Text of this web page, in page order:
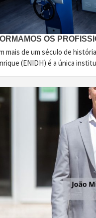
OS
mais de um século de
(ENIDH) é a única